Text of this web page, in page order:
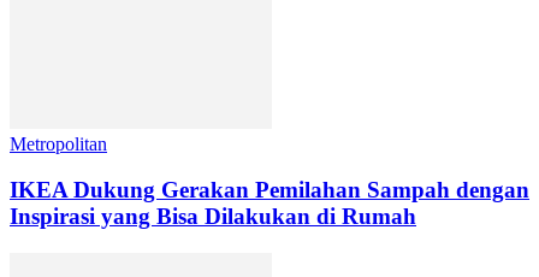
Metropolitan
IKEA Dukung Gerakan Pemilahan Sampah dengan
Inspirasi yang Bisa Dilakukan di Rumah